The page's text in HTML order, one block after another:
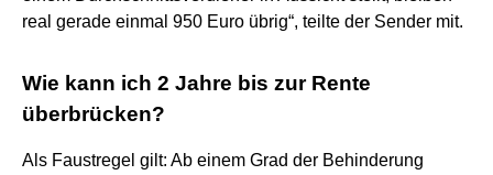
real gerade einmal 950 Euro übrig“, teilte der Sender mit.
Wie kann ich 2 Jahre bis zur Rente
überbrücken?
Als Faustregel gilt: Ab einem Grad der Behinderung